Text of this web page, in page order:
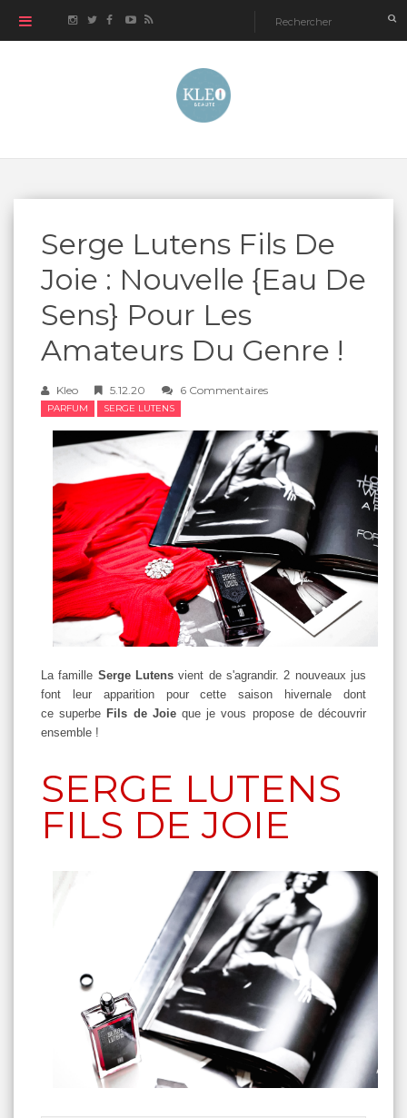
Serge Lutens Fils De
Joie : Nouvelle {Eau De
Sens} Pour Les
Amateurs Du Genre !
Kleo 5.12.20 6 Commentaires
PARFUM SERGE LUTENS
La famille Serge Lutensvient de s'agrandir. 2 nouveaux jus
font leur apparition pour cette saison hivernale dont
ce superbe Fils de Joieque je vous propose de découvrir
ensemble !
SERGE LUTENS
FILS DE JOIE